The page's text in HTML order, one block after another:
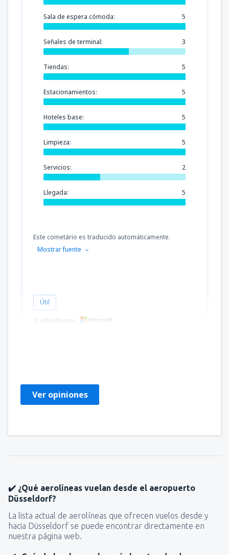
Sala de espera cómoda: 5
Señales de terminal: 3
Tiendas: 5
Estacionamientos: 5
Hoteles base: 5
Limpieza: 5
Servicios: 2
Llegada: 5
Este cometário es traducido automáticamente.
Mostrar fuente
Útil
Traducido por
Ver opiniones
✔️ ¿Qué aerolíneas vuelan desde el aeropuerto
Düsseldorf?
La lista actual de aerolíneas que ofrecen vuelos desde y
hacia Düsseldorf se puede encontrar directamente en
nuestra página web.